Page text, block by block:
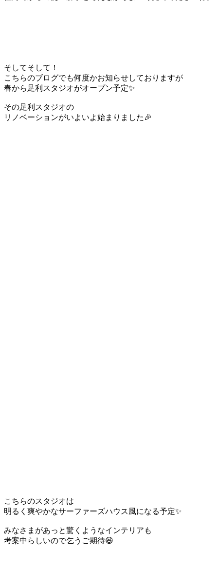
そしてそして！
こちらのブログでも何度かお知らせしておりますが
春から足利スタジオがオープン予定✨
その足利スタジオの
リノベーションがいよいよ始まりました🎉
こちらのスタジオは
明るく爽やかなサーファーズハウス風になる予定✨
みなさまがあっと驚くようなインテリアも
考案中らしいので乞うご期待😆